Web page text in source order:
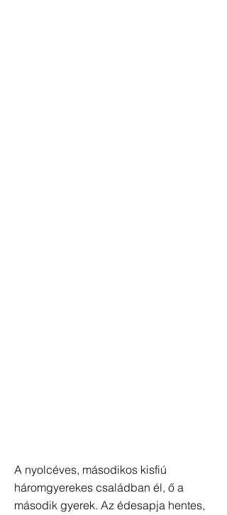
A nyolcéves, másodikos kisfiú
háromgyerekes családban él, ő a
második gyerek. Az édesapja hentes,